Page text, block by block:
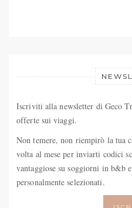
Iscriviti alla newsletter di Geco
offerte sui viaggi.
Non temere, non riempirò la tua
volta al mese per inviarti codici
vantaggiose su soggiorni in b&b
personalmente selezionati.